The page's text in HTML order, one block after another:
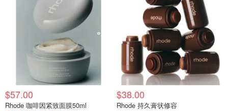
$57.00
Rhode 咖啡因紧致面膜50ml
$38.00
Rhode 持久膏状修容